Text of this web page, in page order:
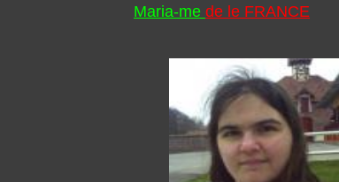
Maria-me de le FRANCE